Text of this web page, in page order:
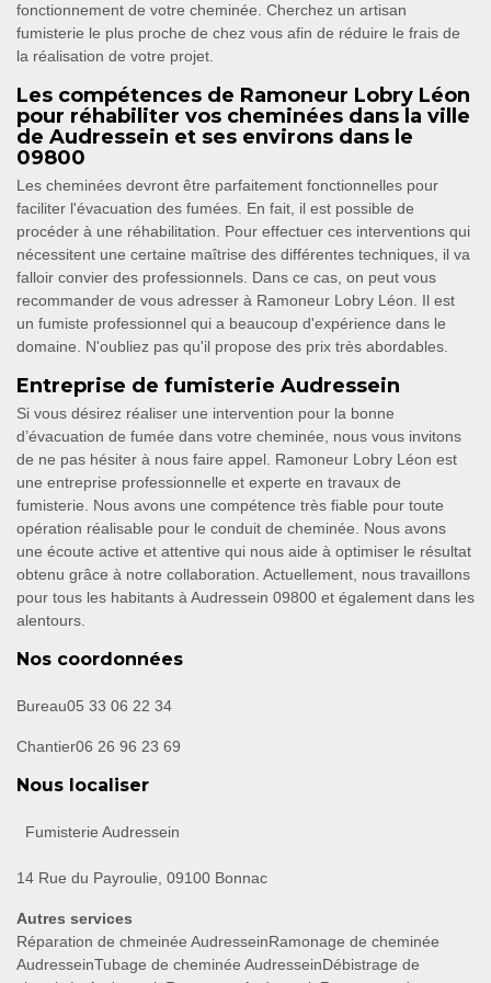
fonctionnement de votre cheminée. Cherchez un artisan
fumisterie le plus proche de chez vous afin de réduire le frais de
la réalisation de votre projet.
Les compétences de Ramoneur Lobry Léon
pour réhabiliter vos cheminées dans la ville
de Audressein et ses environs dans le
09800
Les cheminées devront être parfaitement fonctionnelles pour
faciliter l'évacuation des fumées. En fait, il est possible de
procéder à une réhabilitation. Pour effectuer ces interventions qui
nécessitent une certaine maîtrise des différentes techniques, il va
falloir convier des professionnels. Dans ce cas, on peut vous
recommander de vous adresser à Ramoneur Lobry Léon. Il est
un fumiste professionnel qui a beaucoup d'expérience dans le
domaine. N'oubliez pas qu'il propose des prix très abordables.
Entreprise de fumisterie Audressein
Si vous désirez réaliser une intervention pour la bonne
d’évacuation de fumée dans votre cheminée, nous vous invitons
de ne pas hésiter à nous faire appel. Ramoneur Lobry Léon est
une entreprise professionnelle et experte en travaux de
fumisterie. Nous avons une compétence très fiable pour toute
opération réalisable pour le conduit de cheminée. Nous avons
une écoute active et attentive qui nous aide à optimiser le résultat
obtenu grâce à notre collaboration. Actuellement, nous travaillons
pour tous les habitants à Audressein 09800 et également dans les
alentours.
Nos coordonnées
Bureau05 33 06 22 34
Chantier06 26 96 23 69
Nous localiser
Fumisterie Audressein
14 Rue du Payroulie, 09100 Bonnac
Autres services
Réparation de chmeinée AudresseinRamonage de cheminée
AudresseinTubage de cheminée AudresseinDébistrage de